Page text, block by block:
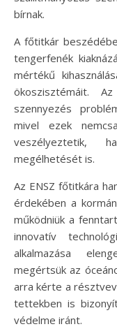
bírnak.
A főtitkár
tengerfenék
mértékű
ökoszisztémáit.
szennyezés
mivel ezek
veszélyeztetik,
megélhetését is.
Az ENSZ főtitkára
érdekében a
működniük a
innovatív
alkalmazása
megértsük az
arra kérte a
tettekben is
védelme iránt.